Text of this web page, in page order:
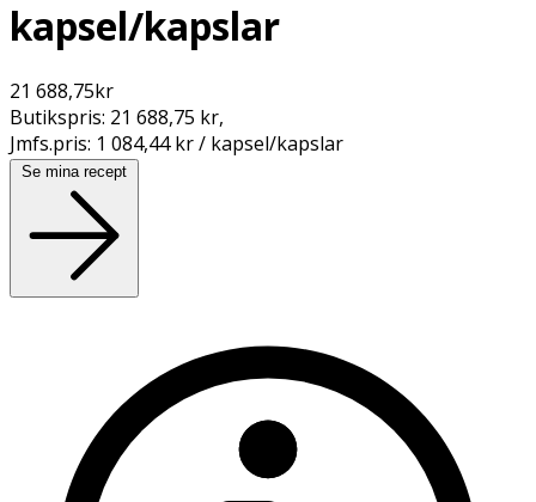
kapsel/kapslar
21 688,75kr
Butikspris: 21 688,75 kr,
Jmfs.pris: 1 084,44 kr / kapsel/kapslar
Se mina recept